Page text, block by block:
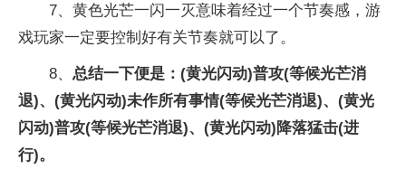
7、黄色光芒一闪一灭意味着经过一个节奏感，游
戏玩家一定要控制好有关节奏就可以了。
8、 总结一下便是：(黄光闪动)普攻(等候光芒消
退)、(黄光闪动)未作所有事情(等候光芒消退)、(黄光
闪动)普攻(等候光芒消退)、(黄光闪动)降落猛击(进
行)。